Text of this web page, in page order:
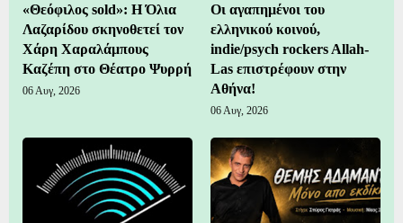
«Θεόφιλος sold»: Η Όλια
Λαζαρίδου σκηνοθετεί τον
Χάρη Χαραλάμπους
Καζέπη στο Θέατρο Ψυρρή
06 Αυγ, 2026
Οι αγαπημένοι του
ελληνικού κοινού,
indie/psych rockers Allah-
Las επιστρέφουν στην
Αθήνα!
06 Αυγ, 2026